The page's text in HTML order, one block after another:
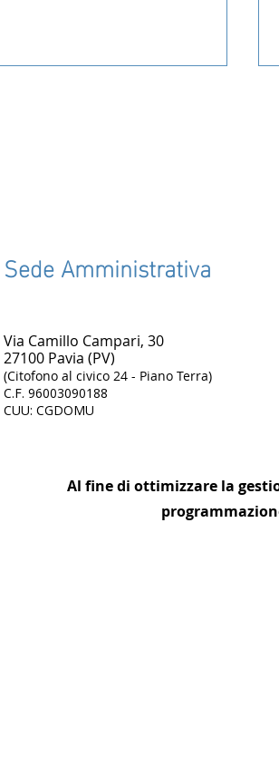
scatta l’iscrizione all’Ordine
Sede Amministrativa
Via Camillo Campari, 30
27100 Pavia (PV)
(Citofono al civico 24 - Piano Terra)
C.F. 96003090188
CUU: CGDOMU
Al fine di ottimizzare la